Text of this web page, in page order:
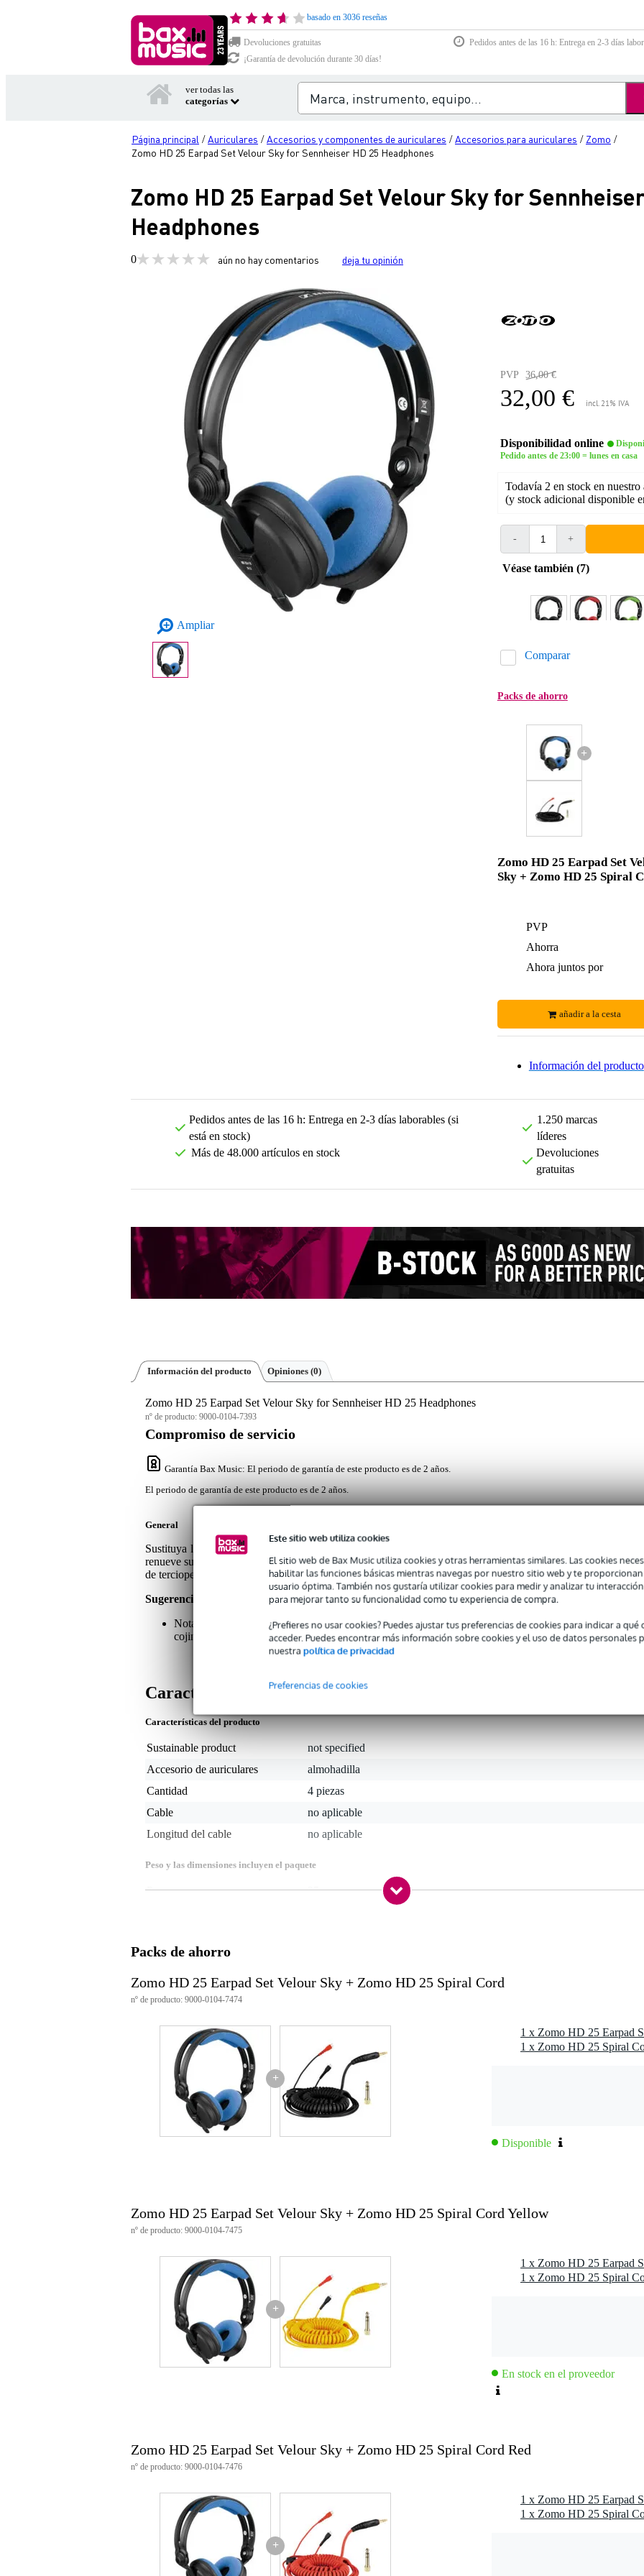
Este sitio web utiliza cookies
El sitio web de Bax Music utiliza cookies y otras herramientas similares. Las cookies
habilitar las funciones básicas mientras navegas por nuestro sitio web y te
usuario óptima. También nos gustaría utilizar cookies para medir y analizar tu
para mejorar tanto su funcionalidad como tu experiencia de compra.
¿Prefieres no usar cookies? Puedes ajustar tus preferencias de cookies para indicar a
acceder. Puedes encontrar más información sobre cookies y el uso de datos personales
nuestra política de privacidad
Preferencias de cookies
basado en 3036 reseñas
Devoluciones gratuitas
Pedidos antes de las 16 h: Entrega en 2-3 días
¡Garantía de devolución durante 30 días!
ver todas las
categorías
Página principal /Auriculares /Accesorios y componentes de auriculares /Accesorios para auriculares / Zomo /
Zomo HD 25 Earpad Set Velour Sky for Sennheiser HD 25 Headphones
Zomo HD 25 Earpad Set Velour Sky for
Headphones
0 aún no hay comentarios deja tu opinión
Ampliar
PVP 36,00 €
32,00 € incl. 21% IVA
Disponibilidad online
Pedido antes de 23:00 = lunes en casa
Todavía 2 en stock en nuestro
(y stock adicional disponible
- +
Véase también (7)
Comparar
Packs de ahorro
+
Zomo HD 25 Earpad Set
Sky + Zomo HD 25 Spiral
PVP
Ahorra
Ahora juntos por
añadir a la cesta
Información del producto
Pedidos antes de las 16 h: Entrega en 2-3 días laborables (si
está en stock)
Más de 48.000 artículos en stock
1.250 marcas
líderes
Devoluciones
gratuitas
Información del producto Opiniones (0)
Zomo HD 25 Earpad Set Velour Sky for Sennheiser HD 25 Headphones
nº de producto: 9000-0104-7393
Compromiso de servicio
Garantía Bax Music: El periodo de garantía de este producto es de 2 años.
El periodo de garantía de este producto es de 2 años.
General
Sustituya la almohadilla de la diadema y las almohadillas de sus auriculares Sennheiser HD-25 o simplemente
renueve su aspecto con el juego de almohadillas Zomo HD 25 compatible. Las almohadillas recubiertas de
de terciopelo incluidas en este paquete son de color azul cielo.
Sugerencias o comentarios sobre este producto
Nota: Los auriculares Sennheiser HD-25 tienen fines ilustrativos y no se incluyen con este juego
cojines.
Características
Características del producto
Sustainable product
not specified
Accesorio de auriculares
almohadilla
Cantidad
4 piezas
Cable
no aplicable
Longitud del cable
no aplicable
Peso y las dimensiones incluyen el paquete
Peso(incluyendo el paquete)
25 gr
peso: 18 g
adecuado para:
Sennheiser HD25
Sennheiser HD25 SP
Sennheiser HMD25
Sennheiser HME25
Sennheiser HMEC25
AKG K518
Packs de ahorro
Zomo HD 25 Earpad Set Velour Sky + Zomo HD 25 Spiral Cord
nº de producto: 9000-0104-7474
+
Disponible
Zomo HD 25 Earpad Set Velour Sky + Zomo HD 25 Spiral Cord Yellow
nº de producto: 9000-0104-7475
+
En stock en el proveedor
Zomo HD 25 Earpad Set Velour Sky + Zomo HD 25 Spiral Cord Red
nº de producto: 9000-0104-7476
+